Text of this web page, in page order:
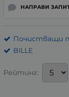
НАПРАВИ
Почистващи
BILLE
Рейтинг: